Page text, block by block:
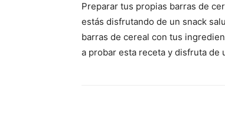
Preparar tus propias barras de
estás disfrutando de un snack
barras de cereal con tus
a probar esta receta y disfruta de